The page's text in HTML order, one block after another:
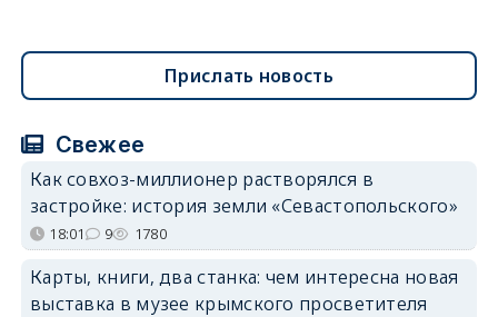
Прислать новость
Свежее
Как совхоз-миллионер растворялся в
застройке: история земли «Севастопольского»
18:01 9 1780
Карты, книги, два станка: чем интересна новая
выставка в музее крымского просветителя